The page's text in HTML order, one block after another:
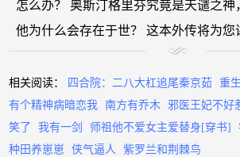
怎么办？ 奥斯汀格里芬究竟是天谴之神
他为什么会存在于世？ 这本外传将为您
相关阅读： 四合院：二八大杠追尾秦京茹
重
有个精神病暗恋我
南方有乔木 邪医王妃不好
笑了
我有一剑 师祖他不爱女主爱替身[穿书]
种田养崽崽
侠气逼人 紫罗兰和荆棘鸟